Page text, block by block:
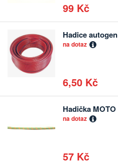
99 Kč
Hadice
na dotaz
6,50 Kč
Počet
kusů
Hadička
na dotaz
57 Kč
Počet
kusů